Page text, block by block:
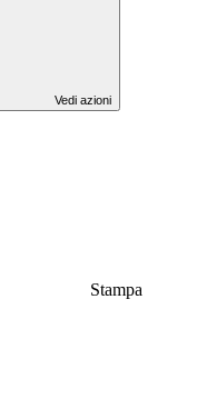
Vedi azioni
Stampa